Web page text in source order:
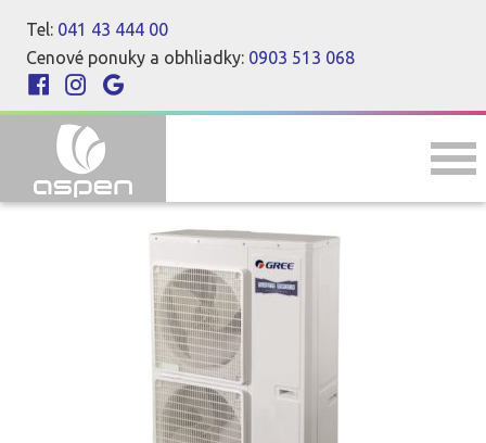
Tel: 041 43 444 00
Cenové ponuky a obhliadky: 0903 513 068